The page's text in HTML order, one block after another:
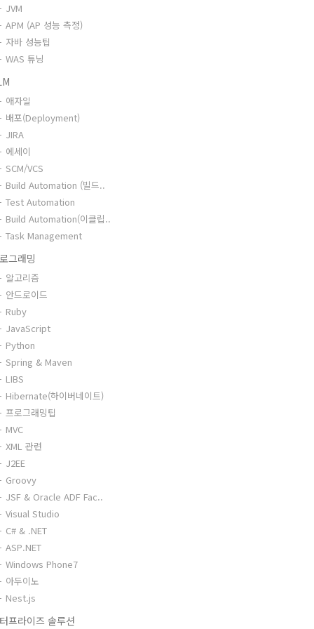
JVM
APM (AP 성능 측정)
자바 성능팁
WAS 튜닝
애자일
배포(Deployment)
JIRA
에세이
SCM/VCS
Build Automation (빌드..
Test Automation
Build Automation(이클립..
Task Management
그래밍
알고리즘
안드로이드
Ruby
JavaScript
Python
Spring & Maven
LIBS
Hibernate(하이버네이트)
프로그래밍팁
MVC
XML 관련
J2EE
Groovy
JSF & Oracle ADF Fac..
Visual Studio
C# & .NET
ASP.NET
Windows Phone7
아두이노
Nest.js
프라이즈 솔루션